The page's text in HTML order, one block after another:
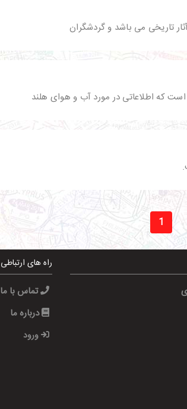
تاریخی می باشد و گردشگران
که اطلاعاتی در مورد آب و هوای هلند
1
راه های ارتباطی
تماس با ما
درباره ما
ورود